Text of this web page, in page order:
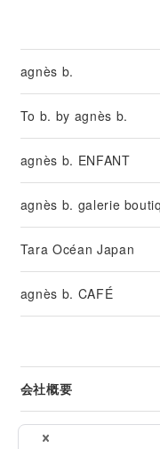
agnès b.
To b. by agnès b.
agnès b. ENFANT
agnès b. galerie
Tara Océan Japan
agnès b. CAFÉ
会社概要
リーガル